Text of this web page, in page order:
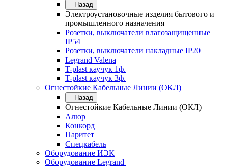
Назад
Электроустановочные изделия бытового и
промышленного назначения
Розетки, выключатели влагозащищенные
IP54
Розетки, выключатели накладные IP20
Legrand Valena
T-plast каучук 1ф.
T-plast каучук 3ф.
Огнестойкие Кабельные Линии (ОКЛ)
Назад
Огнестойкие Кабельные Линии (ОКЛ)
Алюр
Конкорд
Паритет
Спецкабель
Оборудование ИЭК
Оборудование Legrand